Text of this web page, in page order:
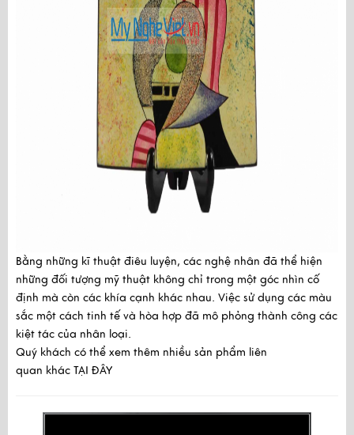
Bằng những kĩ thuật điêu luyện, các nghệ nhân đã thể hiện
những đối tượng mỹ thuật không chỉ trong một góc nhìn cố
định mà còn các khía cạnh khác nhau. Việc sử dụng các màu
sắc một cách tinh tế và hòa hợp đã mô phỏng thành công các
kiệt tác của nhân loại.
Quý khách có thể xem thêm nhiều sản phẩm liên
quan khác TẠI ĐÂY